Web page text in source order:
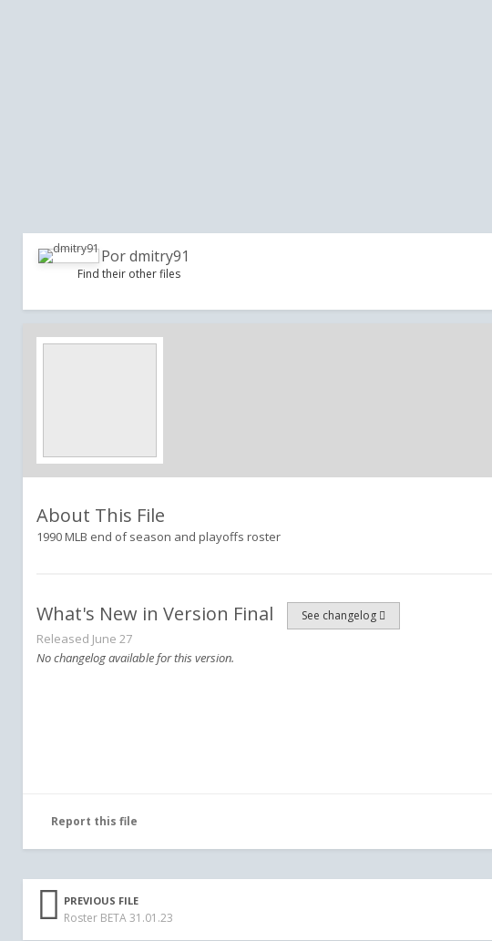
Pordmitry91
Find their other files
About This File
1990 MLB end of season and playoffs roster
What's New in Version Final See changelog
Released June 27
No changelog available for this version.
Report this file
PREVIOUS FILE
Roster BETA 31.01.23